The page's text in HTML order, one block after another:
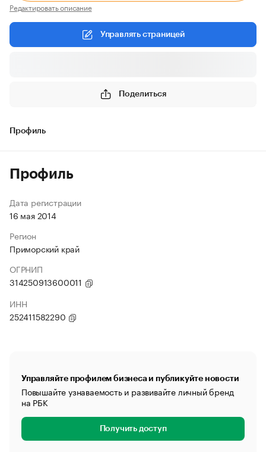
Редактировать описание
Управлять страницей
Поделиться
Профиль
Профиль
Дата регистрации
16 мая 2014
Регион
Приморский край
ОГРНИП
314250913600011
ИНН
252411582290
Управляйте профилем бизнеса и публикуйте новости
Повышайте узнаваемость и развивайте личный бренд
на РБК
Получить доступ